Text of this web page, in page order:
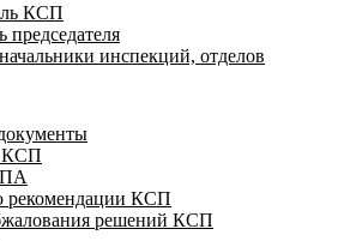
КСП
председателя
инспекций, отделов
КСП
рекомендации КСП
решений КСП